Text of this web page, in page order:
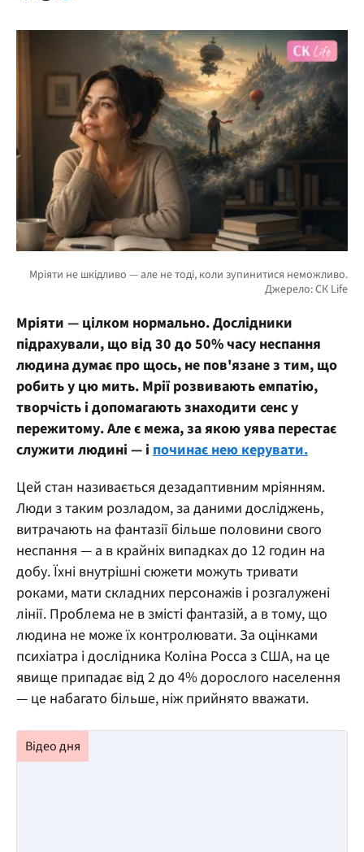
Мріяти — цілком нормально. Дослідники
підрахували, що від 30 до 50% часу неспання
людина думає про щось, не пов'язане з тим, що
робить у цю мить. Мрії розвивають емпатію,
творчість і допомагають знаходити сенс у
пережитому. Але є межа, за якою уява перестає
служити людині — і починає нею керувати.
Цей стан називається дезадаптивним мріянням.
Люди з таким розладом, за даними досліджень,
витрачають на фантазії більше половини свого
неспання — а в крайніх випадках до 12 годин на
добу. Їхні внутрішні сюжети можуть тривати
роками, мати складних персонажів і розгалужені
лінії. Проблема не в змісті фантазій, а в тому, що
людина не може їх контролювати. За оцінками
психіатра і дослідника Коліна Росса з США, на це
явище припадає від 2 до 4% дорослого населення
— це набагато більше, ніж прийнято вважати.